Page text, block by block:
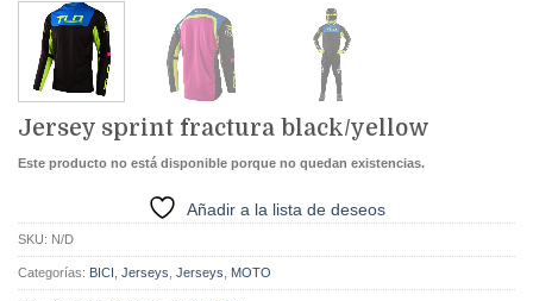
Jersey sprint fractura black/yellow
Este producto no está disponible porque no quedan existencias.
Añadir a la lista de deseos
SKU: N/D
Categorías: BICI Jerseys Jerseys MOTO